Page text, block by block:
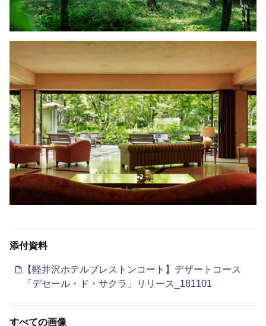
添付資料
【軽井沢ホテルブレストンコート】デザートコース
「デセール・ド・サクラ」リリース_181101
すべての画像